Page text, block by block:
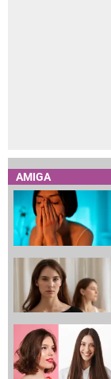
AMIGA